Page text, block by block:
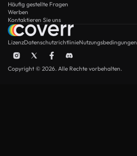
Häufig gestellte Fragen
Werben
Kontaktieren Sie uns
LizenzDatenschutzrichtlinieNutzungsbedingungen
Copyright © 2026. Alle Rechte vorbehalten.